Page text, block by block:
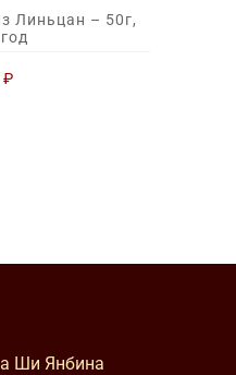
Линьцан – 50г,
₽
Ши Янбина